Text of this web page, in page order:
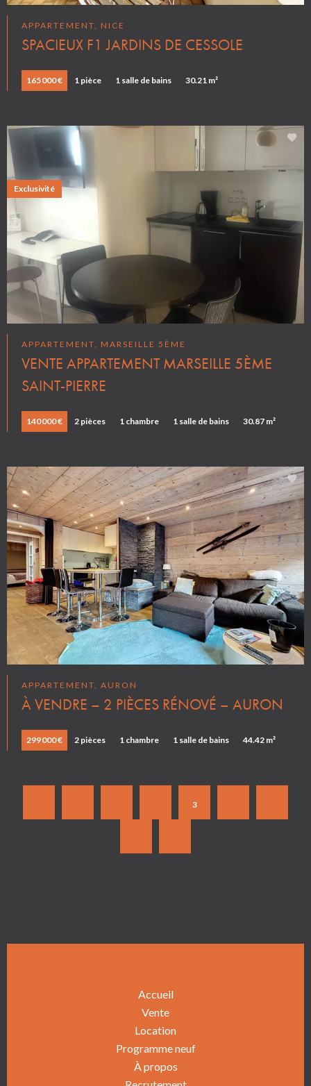
APPARTEMENT, NICE
SPACIEUX F1 JARDINS DE CESSOLE
165 000 € 1 pièce 1 salle de bains 30.21 m²
APPARTEMENT, MARSEILLE 5ÈME
VENTE APPARTEMENT MARSEILLE 5ÈME
SAINT-PIERRE
140 000 € 2 pièces 1 chambre 1 salle de bains 30.87 m²
Exclusivité
APPARTEMENT, AURON
À VENDRE – 2 PIÈCES RÉNOVÉ – AURON
299 000 € 2 pièces 1 chambre 1 salle de bains 44.42 m²
3
Accueil
Vente
Location
Programme neuf
À propos